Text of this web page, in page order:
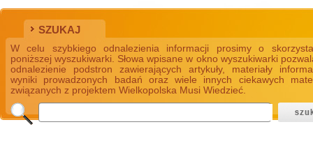
SZUKAJ
W celu szybkiego odnalezienia informacji prosimy o
poniższej wyszukiwarki. Słowa wpisane w okno wyszukiwarki
odnalezienie podstron zawierających artykuły, materiały
wyniki prowadzonych badań oraz wiele innych ciekawych
związanych z projektem Wielkopolska Musi Wiedzieć.